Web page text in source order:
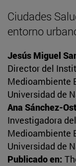
Ciudades
entorno
Jesús Miguel
Director del
Medioambiente
Universidad de
Ana Sánchez-
Investigadora
Medioambiente
Universidad de
Publicado en: